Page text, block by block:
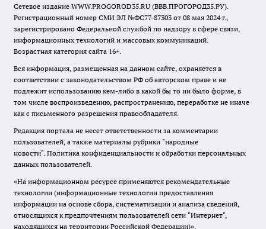
Сетевое издание WWW.PROGOROD35.RU (ВВВ.ПРОГОРОД35.РУ).
Регистрационный номер СМИ ЭЛ №ФС77-87303 от 08 мая 2024 г.,
зарегистрировано Федеральной службой по надзору в сфере связи,
информационных технологий и массовых коммуникаций.
Возрастная категория сайта 16+.
Вся информация, размещенная на данном сайте, охраняется в
соответствии с законодательством РФ об авторском праве и не
подлежит использованию кем-либо в какой бы то ни было форме, в
том числе воспроизведению, распространению, переработке не иначе
как с письменного разрешения правообладателя.
Редакция портала не несет ответственности за комментарии
пользователей, а также материалы рубрики "народные
новости". Политика конфиденциальности и обработки персональных
данных пользователей.
«На информационном ресурсе применяются рекомендательные
технологии (информационные технологии предоставления
информации на основе сбора, систематизации и анализа сведений,
относящихся к предпочтениям пользователей сети "Интернет",
находящихся на территории Российской Федерации)».